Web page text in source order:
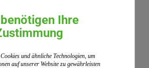
Ihre
und ähnliche Technologien, um
auf unserer Website zu gewährleisten